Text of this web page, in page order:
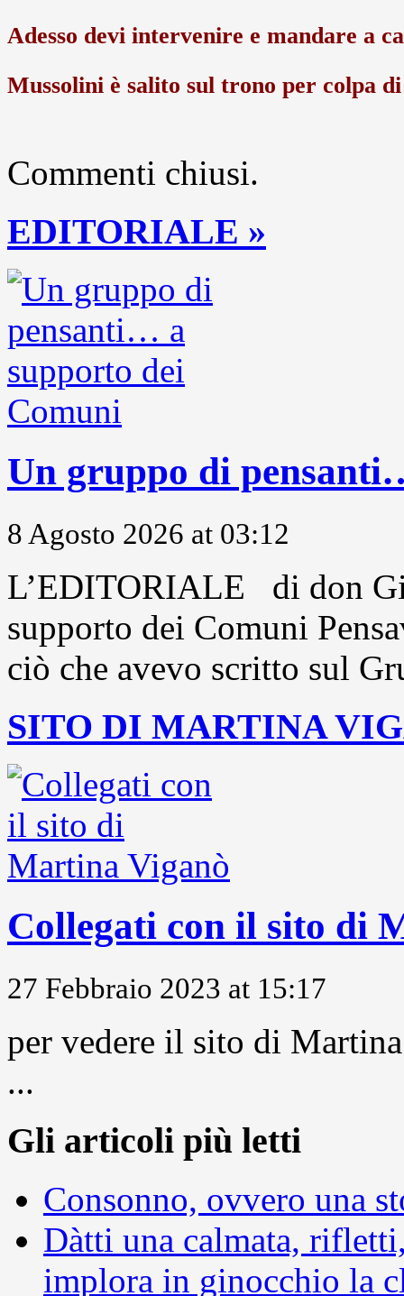
Adesso devi intervenire e mandare a
Mussolini è salito sul trono per colpa
Commenti chiusi.
EDITORIALE »
Un gruppo di
8 Agosto 2026 at 03:12
L’EDITORIALE di don
supporto dei Comuni
ciò che avevo scritto sul
SITO DI MARTINA
Collegati con il sito di
27 Febbraio 2023 at 15:17
per vedere il sito di
...
Gli articoli più letti
Consonno, ovvero una
Dàtti una calmata,
implora in ginocchio la